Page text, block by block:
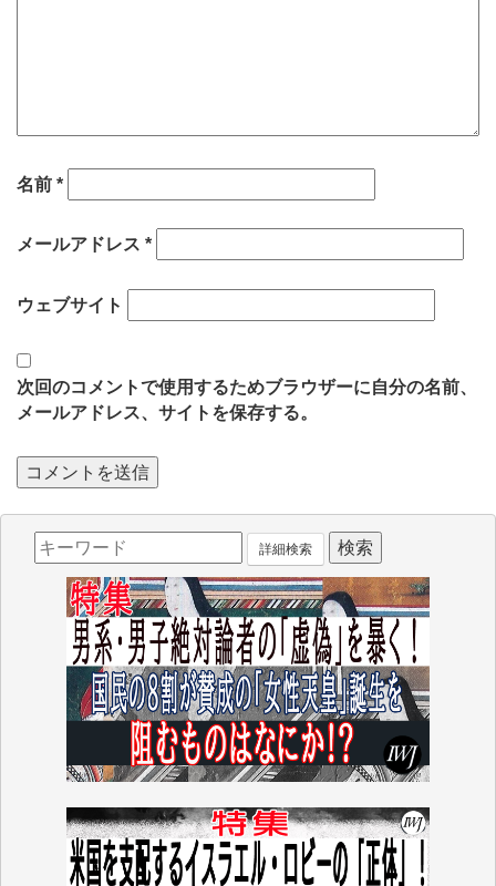
名前 *
メールアドレス *
ウェブサイト
次回のコメントで使用するためブラウザーに自分の名前、
メールアドレス、サイトを保存する。
詳細検索